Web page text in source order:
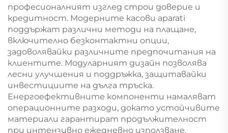
професионалният изглед строи доверие и
кредитност. Модерните касови aparati
поддържат различни методи на плащане,
включително безконтактни опции,
задоволявайки различните предпочитания на
клиентите. Модуларният дизайн позволява
лесни улучшения и поддръжка, защитавайки
инвестициите на дълга тръска.
Енергоефективните компоненти намаляват
операционните разходи, докато устойчивите
материали гарантират продължителност
при интензивно ежедневно използване.